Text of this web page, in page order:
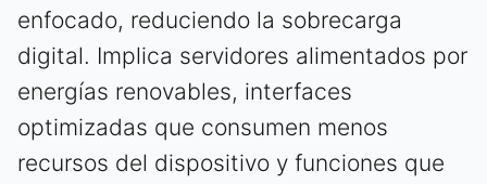
enfocado, reduciendo la sobrecarga
digital. Implica servidores alimentados por
energías renovables, interfaces
optimizadas que consumen menos
recursos del dispositivo y funciones que